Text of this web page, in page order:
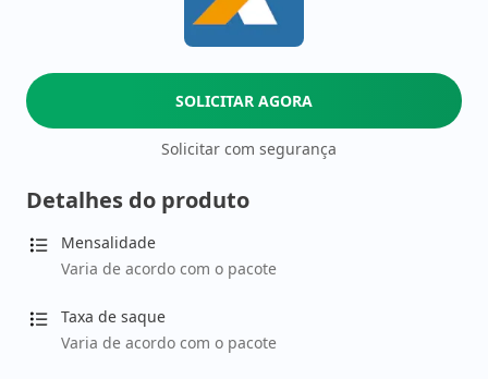
SOLICITAR AGORA
Solicitar com segurança
Detalhes do produto
Mensalidade
Varia de acordo com o pacote
Taxa de saque
Varia de acordo com o pacote